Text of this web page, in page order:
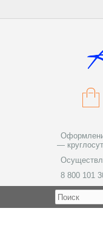
—
8 800 101